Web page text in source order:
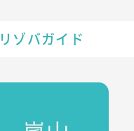
ゾバガイド
報
のリゾートバイト・エリア